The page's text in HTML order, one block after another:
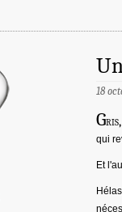
18
G
qui
Et